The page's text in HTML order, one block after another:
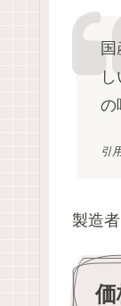
し
の
引
製造